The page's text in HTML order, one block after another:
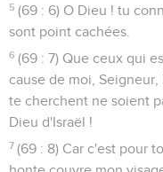
5 (69 : 6) O Dieu ! tu
sont point cachées.
6 (69 : 7) Que ceux qui
cause de moi,
te cherchent ne soient
Dieu d'Israël !
7 (69 : 8) Car c'est pour